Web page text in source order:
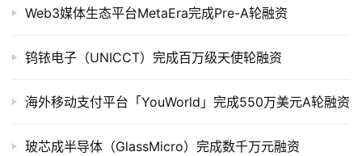
Web3媒体生态平台MetaEra完成Pre-A轮融资
钨铱电子（UNICCT）完成百万级天使轮融资
海外移动支付平台「YouWorld」完成550万美元A轮融资
玻芯成半导体（GlassMicro）完成数千万元融资